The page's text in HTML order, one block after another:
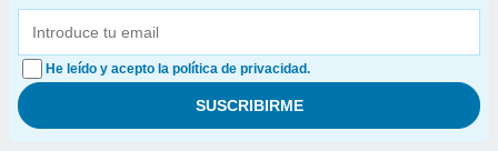
He leído y acepto la política de privacidad.